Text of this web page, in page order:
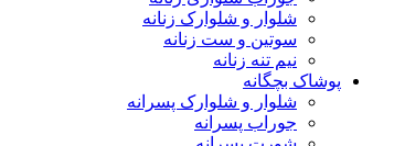
شلوار و شلوارک زنانه
سوتین و ست زنانه
نیم تنه زنانه
پوشاک بچگانه
شلوار و شلوارک پسرانه
جوراب پسرانه